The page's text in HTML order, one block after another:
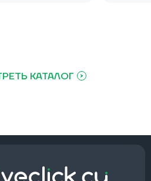
КАТАЛОГ